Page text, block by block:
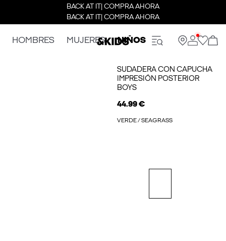
BACK AT IT| COMPRA AHORA
BACK AT IT| COMPRA AHORA
HOMBRES MUJERES NIÑOS
SUDADERA CON CAPUCHA
IMPRESIÓN POSTERIOR
BOYS
44.99 €
VERDE / SEAGRASS